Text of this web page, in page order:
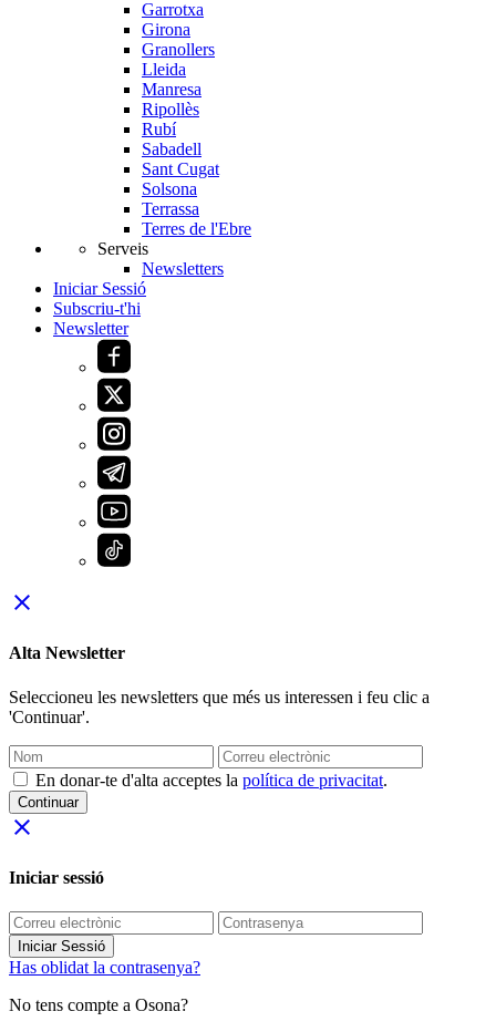
Garrotxa
Girona
Granollers
Lleida
Manresa
Ripollès
Rubí
Sabadell
Sant Cugat
Solsona
Terrassa
Terres de l'Ebre
Serveis
Newsletters
Iniciar Sessió
Subscriu-t'hi
Newsletter
close
Alta Newsletter
Seleccioneu les newsletters que més us interessen i feu clic a
'Continuar'.
En donar-te d'alta acceptes la política de privacitat.
Continuar
close
Iniciar sessió
Iniciar Sessió
Has oblidat la contrasenya?
No tens compte a Osona?